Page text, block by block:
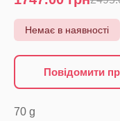
Немає в наявності
Повідомити
70 g